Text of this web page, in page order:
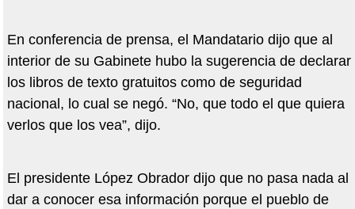
En conferencia de prensa, el Mandatario dijo que al
interior de su Gabinete hubo la sugerencia de declarar
los libros de texto gratuitos como de seguridad
nacional, lo cual se negó. “No, que todo el que quiera
verlos que los vea”, dijo.
El presidente López Obrador dijo que no pasa nada al
dar a conocer esa información porque el pueblo de